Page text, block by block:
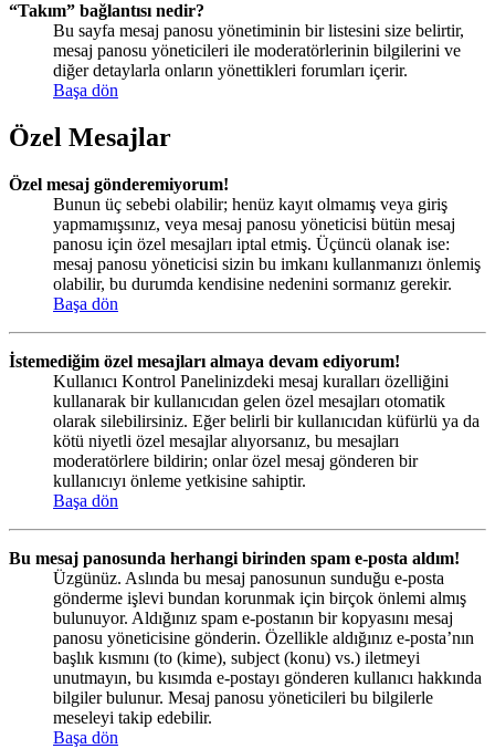
“Takım” bağlantısı nedir?
Bu sayfa mesaj panosu yönetiminin bir listesini size belirtir,
mesaj panosu yöneticileri ile moderatörlerinin bilgilerini ve
diğer detaylarla onların yönettikleri forumları içerir.
Başa dön
Özel Mesajlar
Özel mesaj gönderemiyorum!
Bunun üç sebebi olabilir; henüz kayıt olmamış veya giriş
yapmamışsınız, veya mesaj panosu yöneticisi bütün mesaj
panosu için özel mesajları iptal etmiş. Üçüncü olanak ise:
mesaj panosu yöneticisi sizin bu imkanı kullanmanızı önlemiş
olabilir, bu durumda kendisine nedenini sormanız gerekir.
Başa dön
İstemediğim özel mesajları almaya devam ediyorum!
Kullanıcı Kontrol Panelinizdeki mesaj kuralları özelliğini
kullanarak bir kullanıcıdan gelen özel mesajları otomatik
olarak silebilirsiniz. Eğer belirli bir kullanıcıdan küfürlü ya da
kötü niyetli özel mesajlar alıyorsanız, bu mesajları
moderatörlere bildirin; onlar özel mesaj gönderen bir
kullanıcıyı önleme yetkisine sahiptir.
Başa dön
Bu mesaj panosunda herhangi birinden spam e-posta aldım!
Üzgünüz. Aslında bu mesaj panosunun sunduğu e-posta
gönderme işlevi bundan korunmak için birçok önlemi almış
bulunuyor. Aldığınız spam e-postanın bir kopyasını mesaj
panosu yöneticisine gönderin. Özellikle aldığınız e-posta’nın
başlık kısmını (to (kime), subject (konu) vs.) iletmeyi
unutmayın, bu kısımda e-postayı gönderen kullanıcı hakkında
bilgiler bulunur. Mesaj panosu yöneticileri bu bilgilerle
meseleyi takip edebilir.
Başa dön